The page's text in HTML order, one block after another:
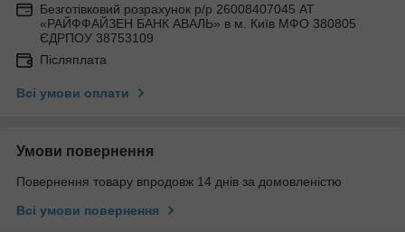
Безготівковий розрахунок р/р 26008407045 АТ
«РАЙФФАЙЗЕН БАНК АВАЛЬ» в м. Київ МФО 380805
ЄДРПОУ 38753109
Післяплата
Всі умови оплати
Умови повернення
Повернення товару впродовж 14 днів за домовленістю
Всі умови повернення